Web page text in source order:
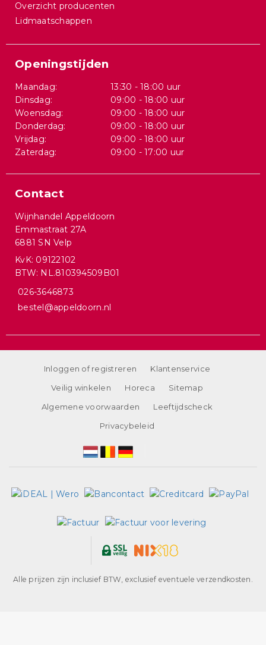
Overzicht producenten
Lidmaatschappen
Openingstijden
Maandag:
13:30 - 18:00 uur
Dinsdag:
09:00 - 18:00 uur
Woensdag:
09:00 - 18:00 uur
Donderdag:
09:00 - 18:00 uur
Vrijdag:
09:00 - 18:00 uur
Zaterdag:
09:00 - 17:00 uur
Contact
Wijnhandel Appeldoorn
Emmastraat 27A
6881 SN Velp
KvK: 09122102
BTW: NL.810394509B01
026-3646873
bestel@appeldoorn.nl
Inloggen of registreren
Klantenservice
Veilig winkelen
Horeca
Sitemap
Algemene voorwaarden
Leeftijdscheck
Privacybeleid
Alle prijzen zijn inclusief BTW, exclusief eventuele verzendkosten.